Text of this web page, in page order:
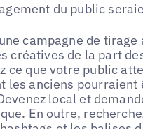
du public
campagne de
créatives de la part
ce que votre public
les anciens
local et
En outre,